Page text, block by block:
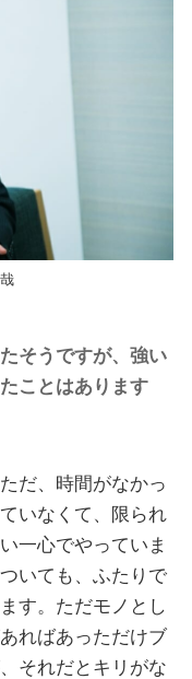
そうですが、強い
ことはあります
だ、時間がなかっ
いなくて、限られ
一心でやっていま
いても、ふたりで
す。ただモノとし
ればあっただけブ
それだとキリがな